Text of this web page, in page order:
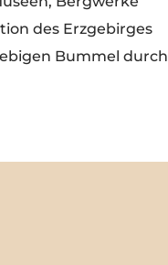
des Erzgebirges
Bummel durch